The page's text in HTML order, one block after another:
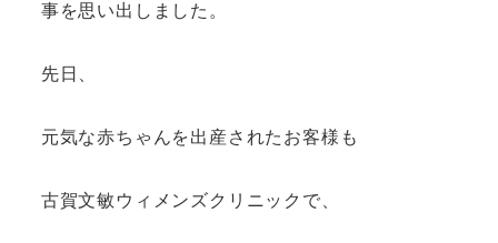
事を思い出しました。
先日、
元気な赤ちゃんを出産されたお客様も
古賀文敏ウィメンズクリニックで、